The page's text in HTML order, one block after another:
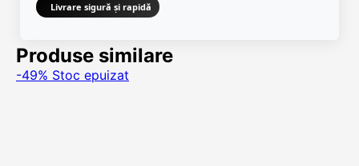
Livrare sigură și rapidă
Produse similare
-49% Stoc epuizat